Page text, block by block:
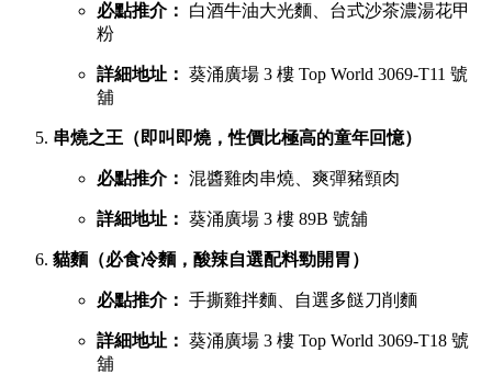
必點推介：
白酒牛油大光麵、台式沙茶濃湯花甲
粉
詳細地址： 葵涌廣場 3 樓 Top World 3069-T11 號
舖
串燒之王（即叫即燒，性價比極高的童年回憶）
必點推介： 混醬雞肉串燒、爽彈豬頸肉
詳細地址： 葵涌廣場 3 樓 89B 號舖
貓麵（必食冷麵，酸辣自選配料勁開胃）
必點推介： 手撕雞拌麵、自選多餸刀削麵
詳細地址： 葵涌廣場 3 樓 Top World 3069-T18 號
舖